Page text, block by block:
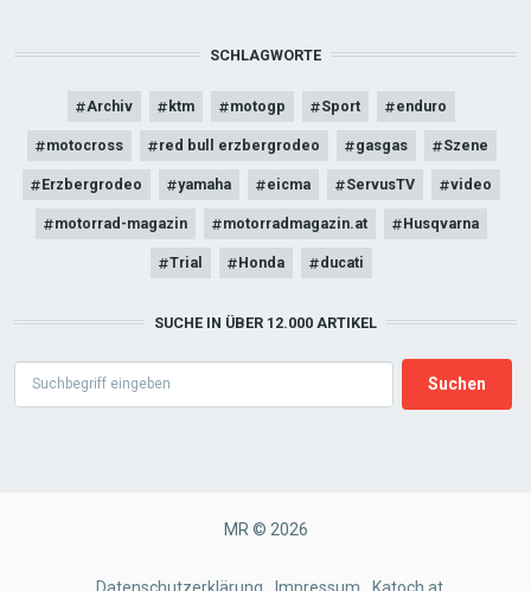
SCHLAGWORTE
Archiv ktm motogp Sport enduro
motocross red bull erzbergrodeo gasgas Szene
Erzbergrodeo yamaha eicma ServusTV video
motorrad-magazin motorradmagazin.at Husqvarna
Trial Honda ducati
SUCHE IN ÜBER 12.000 ARTIKEL
MR © 2026